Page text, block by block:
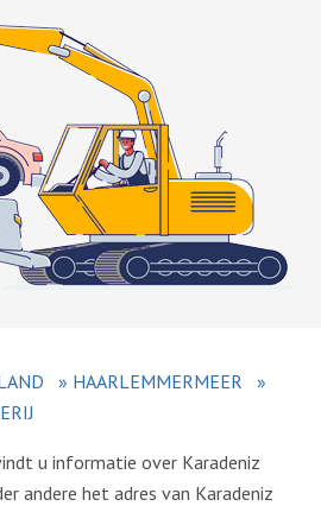
» HAARLEMMERMEER
»
u informatie over Karadeniz
andere het adres van Karadeniz